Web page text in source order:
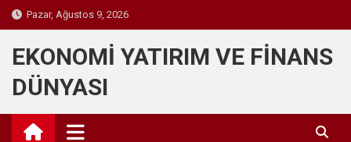
Skip
to
content
Pazar, Ağustos 9, 2026
EKONOMİ YATIRIM VE FİNANS
DÜNYASI